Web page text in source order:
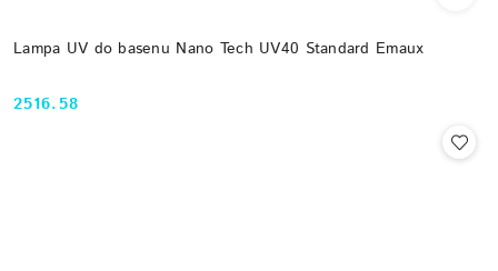
Lampa UV do basenu Nano Tech UV40 Standard Emaux
Cena:
2516.58